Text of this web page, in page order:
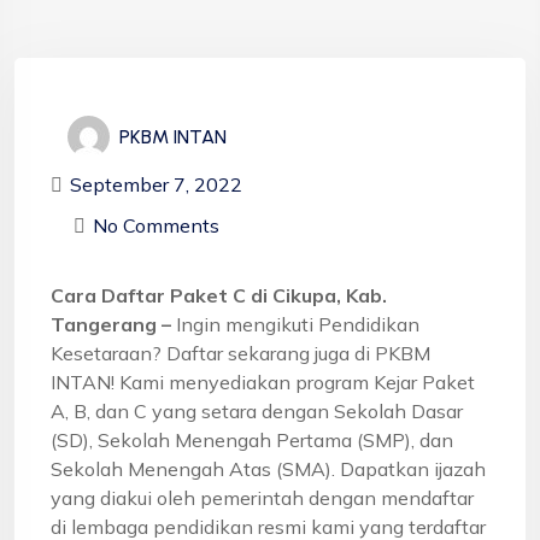
PKBM INTAN
September 7, 2022
No Comments
Cara Daftar Paket C di Cikupa, Kab.
Tangerang – Ingin mengikuti Pendidikan
Kesetaraan? Daftar sekarang juga di PKBM
INTAN! Kami menyediakan program Kejar Paket
A, B, dan C yang setara dengan Sekolah Dasar
(SD), Sekolah Menengah Pertama (SMP), dan
Sekolah Menengah Atas (SMA). Dapatkan ijazah
yang diakui oleh pemerintah dengan mendaftar
di lembaga pendidikan resmi kami yang terdaftar